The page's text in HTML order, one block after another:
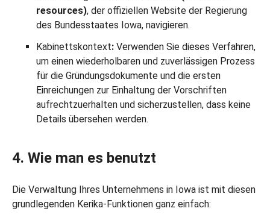
resources), der offiziellen Website der Regierung
des Bundesstaates Iowa, navigieren.
Kabinettskontext: Verwenden Sie dieses Verfahren,
um einen wiederholbaren und zuverlässigen Prozess
für die Gründungsdokumente und die ersten
Einreichungen zur Einhaltung der Vorschriften
aufrechtzuerhalten und sicherzustellen, dass keine
Details übersehen werden.
4. Wie man es benutzt
Die Verwaltung Ihres Unternehmens in Iowa ist mit diesen
grundlegenden Kerika-Funktionen ganz einfach: